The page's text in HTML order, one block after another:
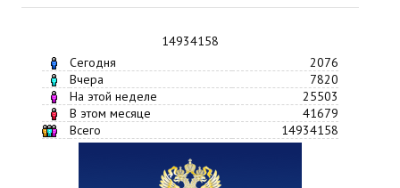
14934158
Сегодня
2076
Вчера
7820
На этой неделе
25503
В этом месяце
41679
Всего
14934158